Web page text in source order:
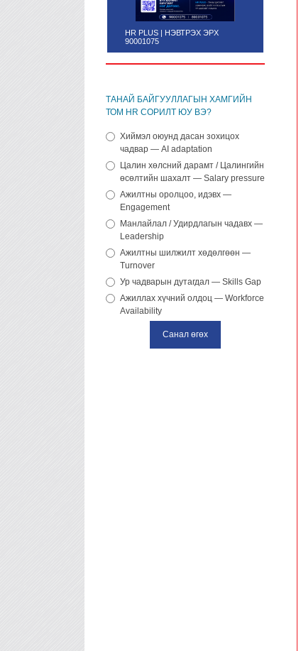
HR PLUS | НЭВТРЭХ ЭРХ
90001075
ТАНАЙ БАЙГУУЛЛАГЫН ХАМГИЙН
ТОМ HR СОРИЛТ ЮУ ВЭ?
Хиймэл оюунд дасан зохицох
чадвар — AI adaptation
Цалин хөлсний дарамт / Цалингийн
өсөлтийн шахалт — Salary pressure
Ажилтны оролцоо, идэвх —
Engagement
Манлайлал / Удирдлагын чадавх —
Leadership
Ажилтны шилжилт хөдөлгөөн —
Turnover
Ур чадварын дутагдал — Skills Gap
Ажиллах хүчний олдоц — Workforce
Availability